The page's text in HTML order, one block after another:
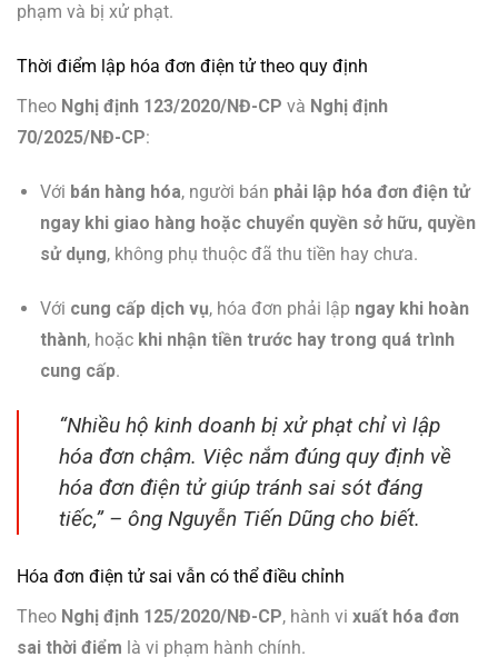
phạm và bị xử phạt.
Thời điểm lập hóa đơn điện tử theo quy định
Theo Nghị định 123/2020/NĐ-CP và Nghị định
70/2025/NĐ-CP:
Với bán hàng hóa, người bán phải lập hóa đơn điện tử
ngay khi giao hàng hoặc chuyển quyền sở hữu, quyền
sử dụng, không phụ thuộc đã thu tiền hay chưa.
Với cung cấp dịch vụ, hóa đơn phải lập ngay khi hoàn
thành, hoặc khi nhận tiền trước hay trong quá trình
cung cấp.
“Nhiều hộ kinh doanh bị xử phạt chỉ vì lập
hóa đơn chậm. Việc nắm đúng quy định về
hóa đơn điện tử giúp tránh sai sót đáng
tiếc,” – ông Nguyễn Tiến Dũng cho biết.
Hóa đơn điện tử sai vẫn có thể điều chỉnh
Theo Nghị định 125/2020/NĐ-CP, hành vi xuất hóa đơn
sai thời điểm là vi phạm hành chính.